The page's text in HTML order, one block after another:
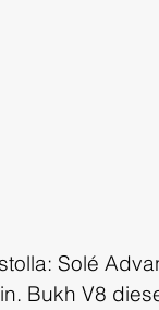
Solé
Bukh V8